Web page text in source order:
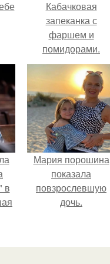
Кабачковая
запеканка с
фаршем и
помидорами.
в
Мария порошина
показала
повзрослевшую
дочь.